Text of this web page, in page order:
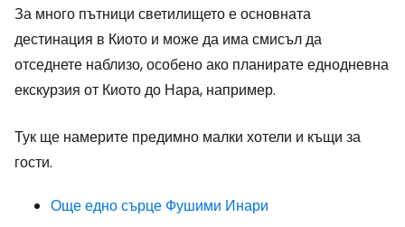
За много пътници светилището е основната
дестинация в Киото и може да има смисъл да
отседнете наблизо, особено ако планирате еднодневна
екскурзия от Киото до Нара, например.
Тук ще намерите предимно малки хотели и къщи за
гости.
Още едно сърце Фушими Инари